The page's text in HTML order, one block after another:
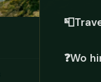
📮
❓Wo